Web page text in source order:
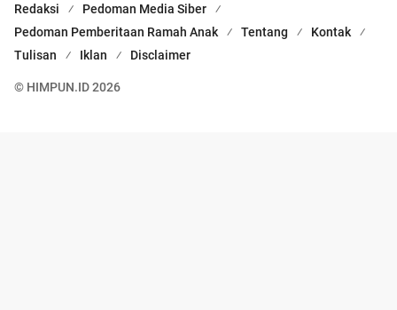
Redaksi
Pedoman Media Siber
Pedoman Pemberitaan Ramah Anak
Tentang
Kontak
Tulisan
Iklan Disclaimer
© HIMPUN.ID 2026